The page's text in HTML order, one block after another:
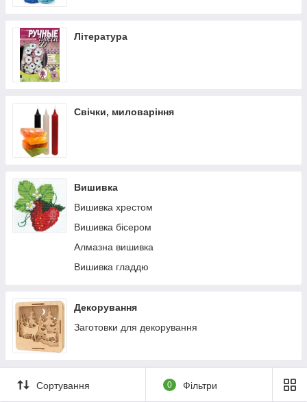
Література
Свічки, миловаріння
Вишивка
Вишивка хрестом
Вишивка бісером
Алмазна вишивка
Вишивка гладдю
Декорування
Заготовки для декорування
Сортування 0 Фільтри